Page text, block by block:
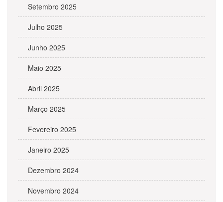
Setembro 2025
Julho 2025
Junho 2025
Maio 2025
Abril 2025
Março 2025
Fevereiro 2025
Janeiro 2025
Dezembro 2024
Novembro 2024